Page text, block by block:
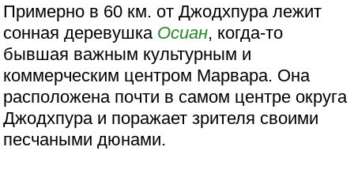
Примерно в 60 км. от Джодхпура лежит
сонная деревушка Осиан, когда-то
бывшая важным культурным и
коммерческим центром Марвара. Она
расположена почти в самом центре округа
Джодхпура и поражает зрителя своими
песчаными дюнами.